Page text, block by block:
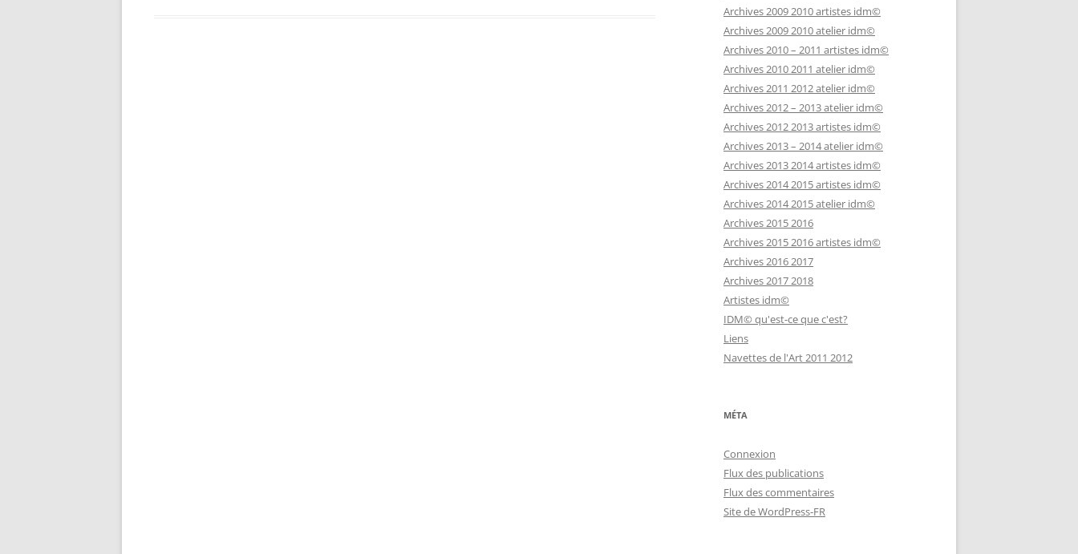
Archives 2009 2010 artistes idm©
Archives 2009 2010 atelier idm©
Archives 2010 – 2011 artistes idm©
Archives 2010 2011 atelier idm©
Archives 2011 2012 atelier idm©
Archives 2012 – 2013 atelier idm©
Archives 2012 2013 artistes idm©
Archives 2013 – 2014 atelier idm©
Archives 2013 2014 artistes idm©
Archives 2014 2015 artistes idm©
Archives 2014 2015 atelier idm©
Archives 2015 2016
Archives 2015 2016 artistes idm©
Archives 2016 2017
Archives 2017 2018
Artistes idm©
IDM© qu'est-ce que c'est?
Liens
Navettes de l'Art 2011 2012
MÉTA
Connexion
Flux des publications
Flux des commentaires
Site de WordPress-FR